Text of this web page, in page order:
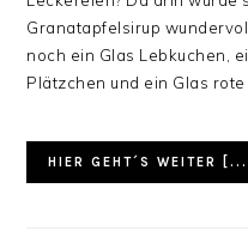
Granatapfelsirup
noch ein Glas Lebkuchen,
Plätzchen und ein Glas
HIER GEHT´S WEITER